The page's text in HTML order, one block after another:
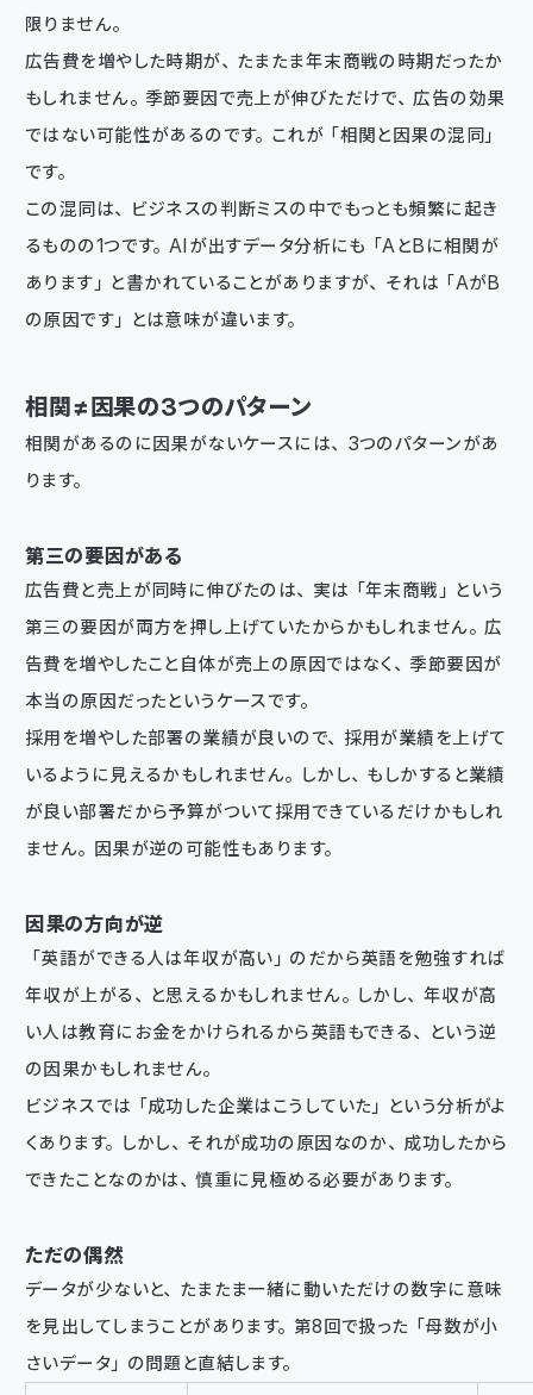
限りません。
広告費を増やした時期が、たまたま年末商戦の時期だったか
もしれません。季節要因で売上が伸びただけで、広告の効果
ではない可能性があるのです。これが「相関と因果の混同」
です。
この混同は、ビジネスの判断ミスの中でもっとも頻繁に起き
るものの1つです。AIが出すデータ分析にも「AとBに相関が
あります」と書かれていることがありますが、それは「AがB
の原因です」とは意味が違います。
相関≠因果の3つのパターン
相関があるのに因果がないケースには、3つのパターンがあ
ります。
第三の要因がある
広告費と売上が同時に伸びたのは、実は「年末商戦」という
第三の要因が両方を押し上げていたからかもしれません。広
告費を増やしたこと自体が売上の原因ではなく、季節要因が
本当の原因だったというケースです。
採用を増やした部署の業績が良いので、採用が業績を上げて
いるように見えるかもしれません。しかし、もしかすると業績
が良い部署だから予算がついて採用できているだけかもしれ
ません。因果が逆の可能性もあります。
因果の方向が逆
「英語ができる人は年収が高い」のだから英語を勉強すれば
年収が上がる、と思えるかもしれません。しかし、年収が高
い人は教育にお金をかけられるから英語もできる、という逆
の因果かもしれません。
ビジネスでは「成功した企業はこうしていた」という分析がよ
くあります。しかし、それが成功の原因なのか、成功したから
できたことなのかは、慎重に見極める必要があります。
ただの偶然
データが少ないと、たまたま一緒に動いただけの数字に意味
を見出してしまうことがあります。第8回で扱った「母数が小
さいデータ」の問題と直結します。